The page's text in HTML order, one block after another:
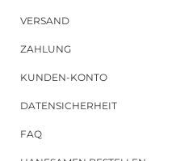
VERSAND
ZAHLUNG
KUNDEN-KONTO
DATENSICHERHEIT
FAQ